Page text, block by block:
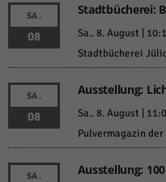
SA.
08
Stadtbücherei:
Sa.. 8. August |
Stadtbücherei
SA.
08
Ausstellung:
Sa.. 8. August |
Pulvermagazin
SA. Ausstellung: